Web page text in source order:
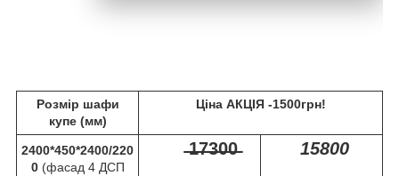
Розмір шафи
купе (мм)
Ціна АКЦІЯ -1500грн!
2400*450*2400/220
0 (фасад 4 ДСП
̶1̶7̶3̶0̶0̶ 15800